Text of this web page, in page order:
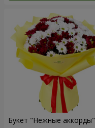
Букет "Нежные аккорды"